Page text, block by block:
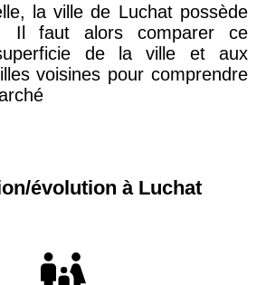
la ville de Luchat possède
Il faut alors comparer ce
de la ville et aux
voisines pour comprendre
évolution à Luchat